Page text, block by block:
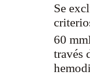
Se
60
través